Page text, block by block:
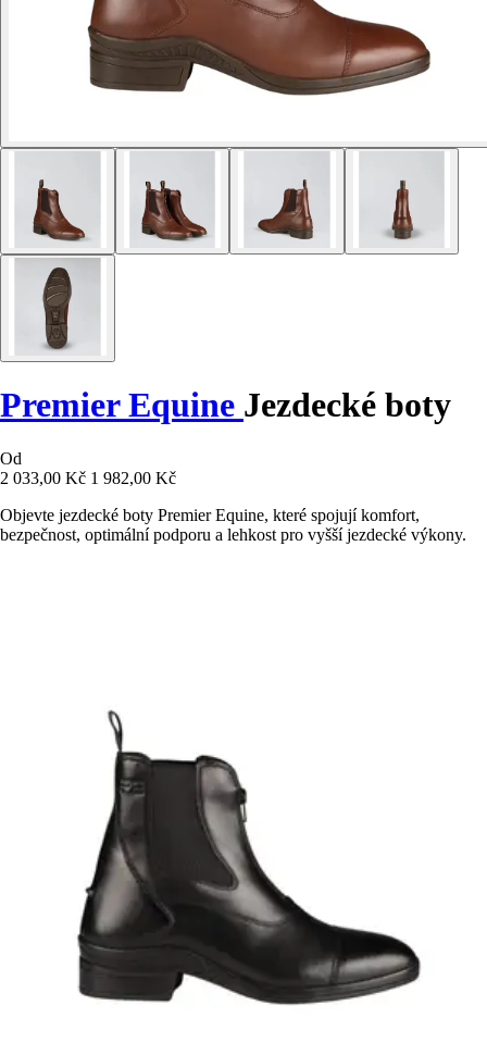
Premier Equine Jezdecké boty
Od
2 033,00 Kč 1 982,00 Kč
Objevte jezdecké boty Premier Equine, které spojují komfort,
bezpečnost, optimální podporu a lehkost pro vyšší jezdecké výkony.